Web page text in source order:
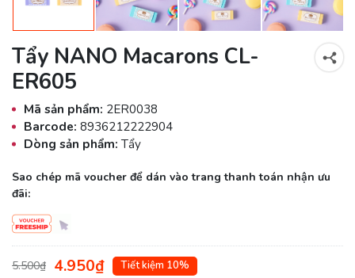
Tẩy NANO Macarons CL-
ER605
Mã sản phẩm: 2ER0038
Barcode: 8936212222904
Dòng sản phẩm:Tẩy
Sao chép mã voucher để dán vào trang thanh toán nhận ưu
đãi:
5.500₫ 4.950₫ Tiết kiệm 10%